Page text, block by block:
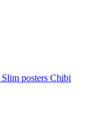
Slim posters Chibi